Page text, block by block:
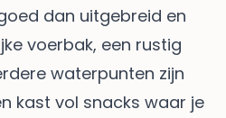
dan uitgebreid en
voerbak, een rustig
waterpunten zijn
kast vol snacks waar je